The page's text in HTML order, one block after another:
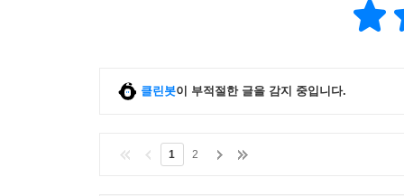
클린봇이 부적절한 글을 감지 중입니다.
1 2